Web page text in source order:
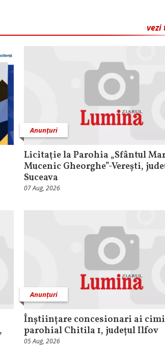
vezi
Anunțuri
Licitaţie la Parohia „Sfântul
Mucenic Gheorghe”-Verești,
Suceava
07 Aug, 2026
Anunțuri
Înștiințare concesionari ai
parohial Chitila 1, județul Ilfov
05 Aug, 2026